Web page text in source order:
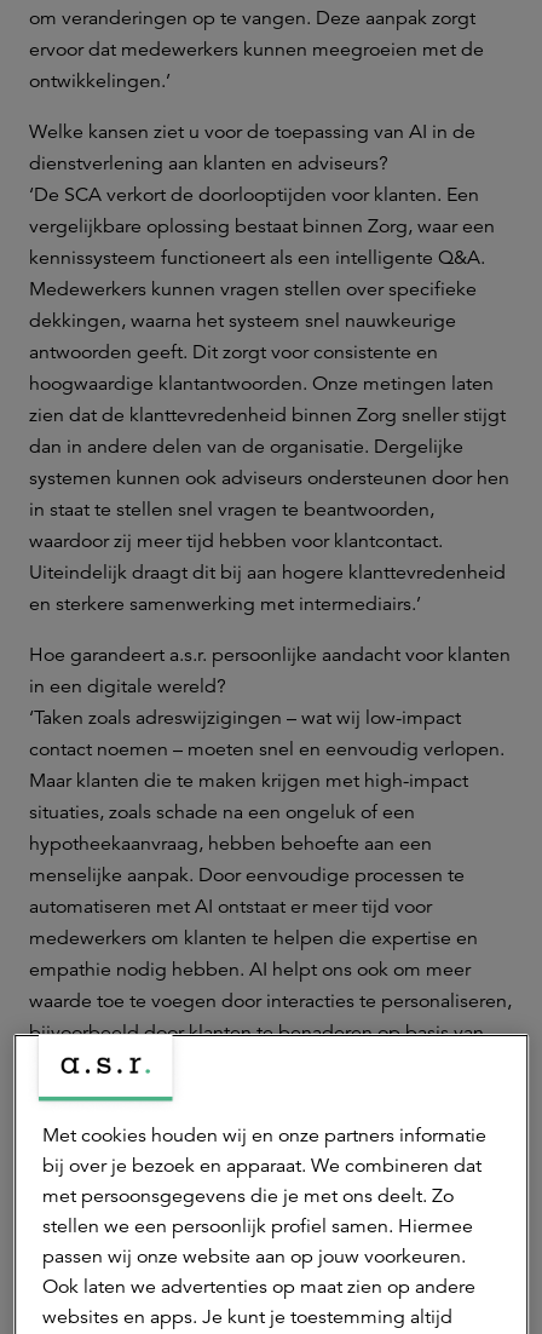
om veranderingen op te vangen. Deze aanpak zorgt
ervoor dat medewerkers kunnen meegroeien met de
ontwikkelingen.’
Welke kansen ziet u voor de toepassing van AI in de
dienstverlening aan klanten en adviseurs?
‘De SCA verkort de doorlooptijden voor klanten. Een
vergelijkbare oplossing bestaat binnen Zorg, waar een
kennissysteem functioneert als een intelligente Q&A.
Medewerkers kunnen vragen stellen over specifieke
dekkingen, waarna het systeem snel nauwkeurige
antwoorden geeft. Dit zorgt voor consistente en
hoogwaardige klantantwoorden. Onze metingen laten
zien dat de klanttevredenheid binnen Zorg sneller stijgt
dan in andere delen van de organisatie. Dergelijke
systemen kunnen ook adviseurs ondersteunen door hen
in staat te stellen snel vragen te beantwoorden,
waardoor zij meer tijd hebben voor klantcontact.
Uiteindelijk draagt dit bij aan hogere klanttevredenheid
en sterkere samenwerking met intermediairs.’
Hoe garandeert a.s.r. persoonlijke aandacht voor klanten
in een digitale wereld?
‘Taken zoals adreswijzigingen – wat wij low-impact
contact noemen – moeten snel en eenvoudig verlopen.
Maar klanten die te maken krijgen met high-impact
situaties, zoals schade na een ongeluk of een
hypotheekaanvraag, hebben behoefte aan een
menselijke aanpak. Door eenvoudige processen te
automatiseren met AI ontstaat er meer tijd voor
medewerkers om klanten te helpen die expertise en
empathie nodig hebben. AI helpt ons ook om meer
waarde toe te voegen door interacties te personaliseren,
bijvoorbeeld door klanten te benaderen op basis van
relevante kenmerken, zoals leeftijd.’
verbeteren?
‘Sinds onze training aan INSEAD is de ontwikkeling in
een stroomversnelling gekomen. Met de oprichting van
de nieuwe Online Unit zijn directe en digitale verkoop
belangrijke speerpunten geworden. Klanten – vooral
jongere – verwachten gemak en snelheid. Daarom
Met cookies houden wij en onze partners informatie
bij over je bezoek en apparaat. We combineren dat
met persoonsgegevens die je met ons deelt. Zo
stellen we een persoonlijk profiel samen. Hiermee
passen wij onze website aan op jouw voorkeuren.
Ook laten we advertenties op maat zien op andere
websites en apps. Je kunt je toestemming altijd